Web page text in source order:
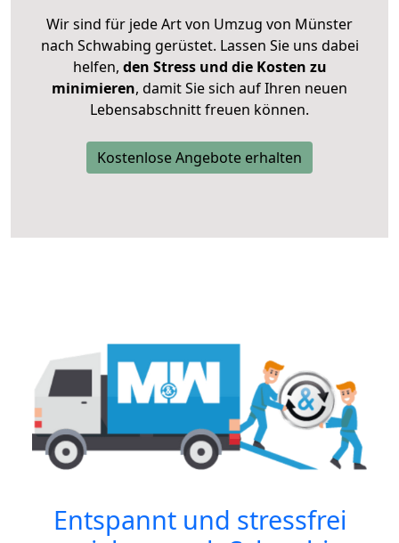
Wir sind für jede Art von Umzug von Münster
nach Schwabing gerüstet. Lassen Sie uns dabei
helfen, den Stress und die Kosten zu
minimieren, damit Sie sich auf Ihren neuen
Lebensabschnitt freuen können.
Kostenlose Angebote erhalten
Entspannt und stressfrei